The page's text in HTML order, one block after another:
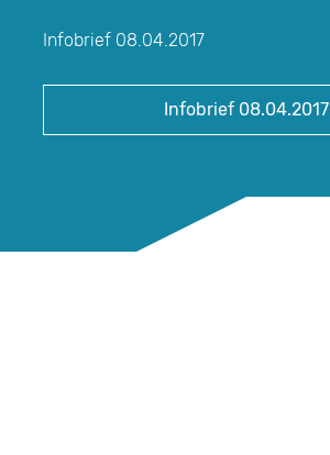
Infobrief 08.04.2017
Infobrief 08.04.2017